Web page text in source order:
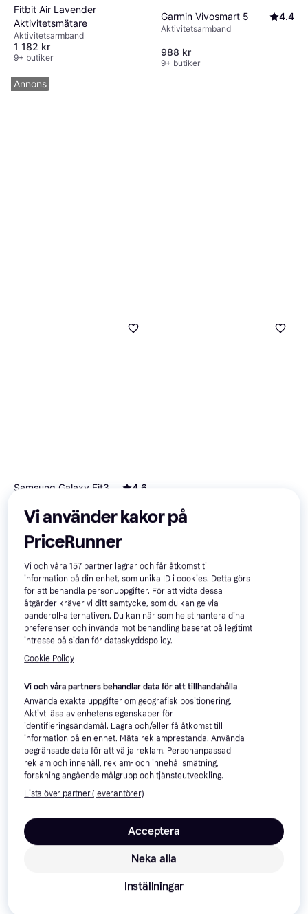
Fitbit Air Lavender
Aktivitetsmätare
Aktivitetsarmband
1 182 kr
9+ butiker
Garmin Vivosmart 5 4.4
Aktivitetsarmband
988 kr
9+ butiker
Samsung Galaxy Fit3
4.6
Aktivitetsarmband
399 kr
9+ butiker
Aktivitetsarmband
394 kr
100+
Garmin Vivofit Jr 3 4.6
Aktivitetsarmband
536 kr
9 butiker
Huawei Band 10 43mm
Aluminium Alloy
Aktivitetsarmband
397 kr
Annons
Vi använder kakor på
PriceRunner
Vi och våra157 partner lagrar och får åtkomst till
information på din enhet, som unika ID i cookies. Detta görs
för att behandla personuppgifter. För att vidta dessa
åtgärder kräver vi ditt samtycke, som du kan ge via
banderoll-alternativen. Du kan när som helst hantera dina
preferenser och invända mot behandling baserat på legitimt
intresse på sidan för dataskyddspolicy.
Cookie Policy
Vi och våra partners behandlar data för att tillhandahålla
Använda exakta uppgifter om geografisk positionering.
Aktivt läsa av enhetens egenskaper för
identifieringsändamål. Lagra och/eller få åtkomst till
information på en enhet. Mäta reklamprestanda. Använda
begränsade data för att välja reklam. Personanpassad
reklam och innehåll, reklam- och innehållsmätning,
forskning angående målgrupp och tjänsteutveckling.
Lista över partner (leverantörer)
Neka alla
Acceptera
Inställningar